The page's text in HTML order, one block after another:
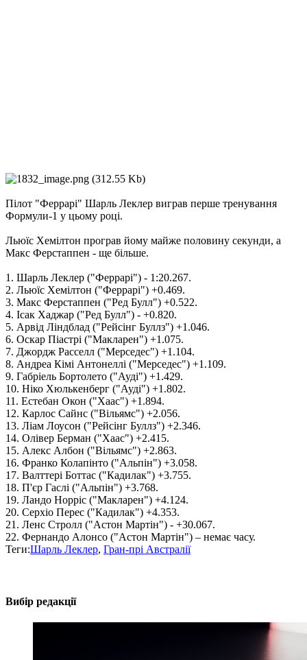
Пілот "Феррарі" Шарль Леклер виграв перше тренування
Формули-1 у цьому році.
Льюїс Хемілтон програв йому майже половину секунди, а
Макс Ферстаппен - ще більше.
1. Шарль Леклер ("Феррарі") - 1:20.267.
2. Льюїс Хемілтон ("Феррарі") +0.469.
3. Макс Ферстаппен ("Ред Булл") +0.522.
4. Ісак Хаджар ("Ред Булл") - +0.820.
5. Арвід Ліндблад ("Рейсінг Буллз") +1.046.
6. Оскар Піастрі ("Макларен") +1.075.
7. Джордж Расселл ("Мерседес") +1.104.
8. Андреа Кімі Антонеллі ("Мерседес") +1.109.
9. Габріель Бортолето ("Ауді") +1.429.
10. Ніко Хюлькенберг ("Ауді") +1.802.
11. Естебан Окон ("Хаас") +1.894.
12. Карлос Сайнс ("Вільямс") +2.056.
13. Ліам Лоусон ("Рейсінг Буллз") +2.346.
14. Олівер Берман ("Хаас") +2.415.
15. Алекс Албон ("Вільямс") +2.863.
16. Франко Колапінто ("Альпін") +3.058.
17. Валттері Боттас ("Кадилак") +3.755.
18. П'єр Гаслі ("Альпін") +3.768.
19. Ландо Норріс ("Макларен") +4.124.
20. Серхіо Перес ("Кадилак") +4.353.
21. Ленс Стролл ("Астон Мартін") - +30.067.
22. Фернандо Алонсо ("Астон Мартін") – немає часу.
Теги:Шарль Леклер, Гран-прі Австралії
Вибір редакції